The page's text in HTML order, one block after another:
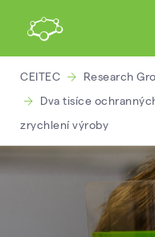
CEITEC Research
Dva tisíce
zrychlení výroby